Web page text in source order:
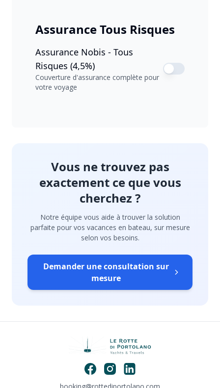
Assurance Tous Risques
Assurance Nobis - Tous
Risques (4,5%)
Couverture d'assurance complète pour
votre voyage
Vous ne trouvez pas
exactement ce que vous
cherchez ?
Notre équipe vous aide à trouver la solution
parfaite pour vos vacances en bateau, sur mesure
selon vos besoins.
Demander une consultation sur
mesure